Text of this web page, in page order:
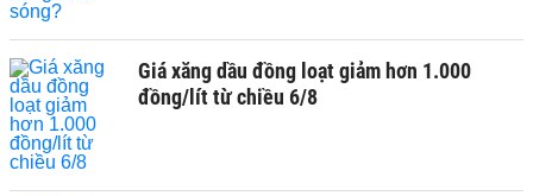
Giá xăng dầu đồng loạt giảm hơn 1.000
đồng/lít từ chiều 6/8